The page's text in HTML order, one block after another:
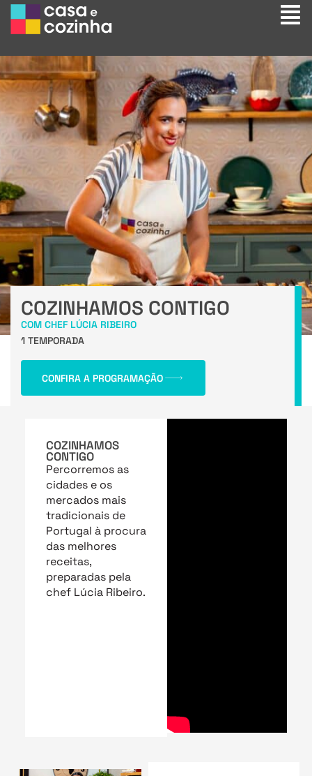
COZINHAMOS CONTIGO
COM CHEF LÚCIA RIBEIRO
1 TEMPORADA
CONFIRA A PROGRAMAÇÃO
COZINHAMOS
CONTIGO
Percorremos as
cidades e os
mercados mais
tradicionais de
Portugal à procura
das melhores
receitas,
preparadas pela
chef Lúcia Ribeiro.